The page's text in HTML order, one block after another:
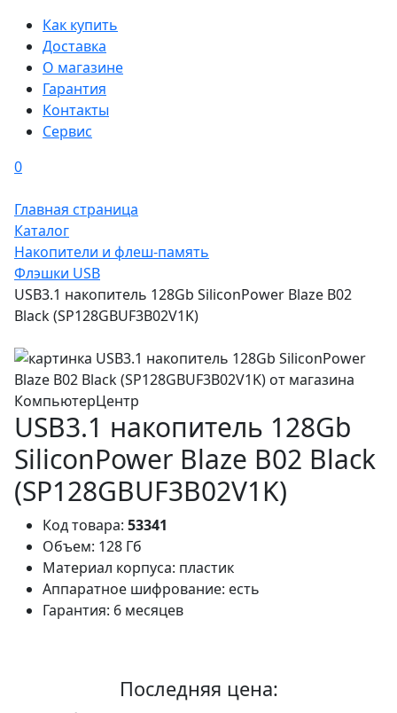
Как купить
Доставка
О магазине
Гарантия
Контакты
Сервис
0
Главная страница
Каталог
Накопители и флеш-память
Флэшки USB
USB3.1 накопитель 128Gb SiliconPower Blaze B02
Black (SP128GBUF3B02V1K)
USB3.1 накопитель 128Gb
SiliconPower Blaze B02 Black
(SP128GBUF3B02V1K)
Код товара: 53341
Объем: 128 Гб
Материал корпуса: пластик
Аппаратное шифрование: есть
Гарантия: 6 месяцев
Последняя цена: